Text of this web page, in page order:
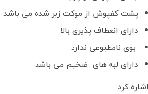
پشت کفپوش از موکت زبر شده می باشد
دارای انعطاف پذیری بالا
بوی نامطبوعی ندارد
دارای لبه های ضخیم می باشد
اشاره کرد.